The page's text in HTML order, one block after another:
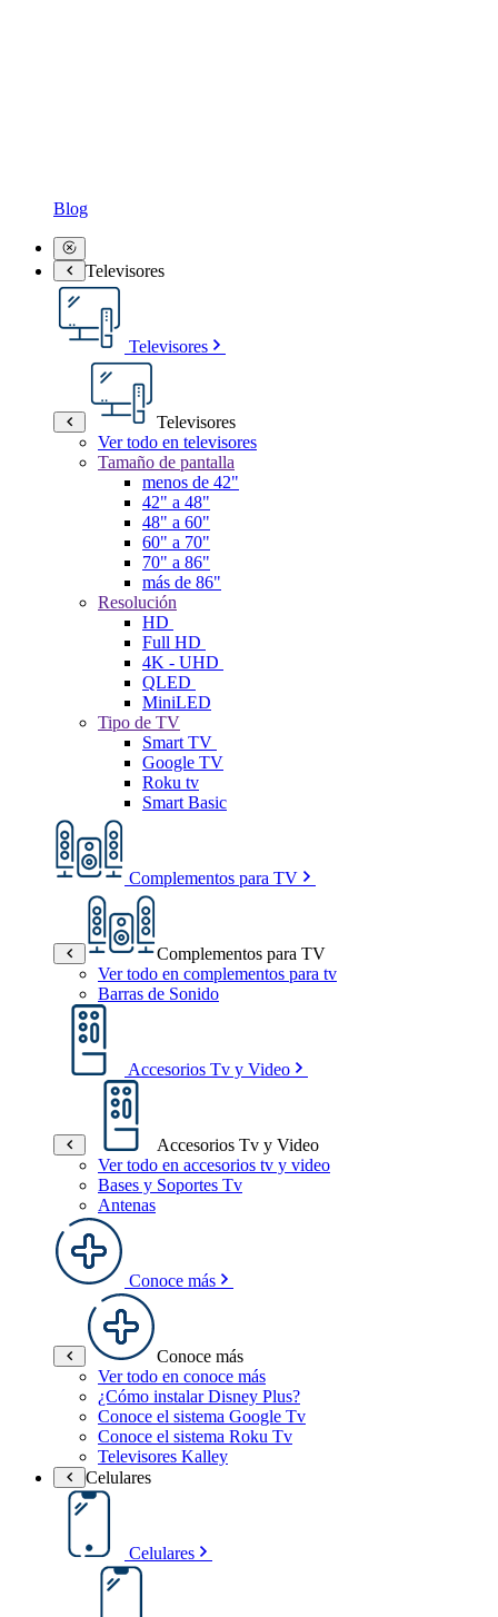
Blog
Televisores
Televisores
Televisores
Ver todo en televisores
Tamaño de pantalla
menos de 42"
42" a 48"
48" a 60"
60" a 70"
70" a 86"
más de 86"
Resolución
HD
Full HD
4K - UHD
QLED
MiniLED
Tipo de TV
Smart TV
Google TV
Roku tv
Smart Basic
Complementos para TV
Complementos para TV
Ver todo en complementos para tv
Barras de Sonido
Accesorios Tv y Video
Accesorios Tv y Video
Ver todo en accesorios tv y video
Bases y Soportes Tv
Antenas
Conoce más
Conoce más
Ver todo en conoce más
¿Cómo instalar Disney Plus?
Conoce el sistema Google Tv
Conoce el sistema Roku Tv
Televisores Kalley
Celulares
Celulares